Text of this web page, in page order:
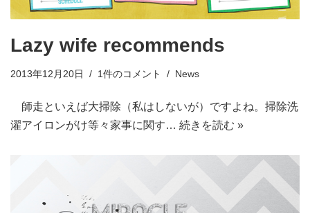
Lazy wife recommends
2013年12月20日 1件のコメント News
師走といえば大掃除（私はしないが）ですよね。掃除洗
濯アイロンがけ等々家事に関す… 続きを読む »